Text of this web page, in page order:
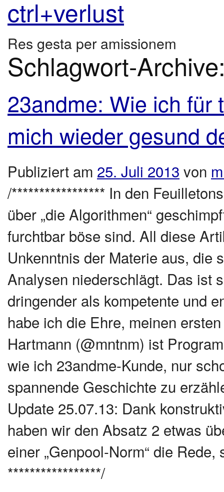
ctrl+verlust
Res gesta per amissionem
Schlagwort-
23andme: Wie ich für
mich wieder gesund
Publiziert am 25. Juli 2013 von
/***************** In den
über „die Algorithmen“
furchtbar böse sind. All diese
Unkenntnis der Materie aus, die
Analysen niederschlägt. Das ist
dringender als kompetente und
habe ich die Ehre, meinen
Hartmann (@mntnm) ist
wie ich 23andme-Kunde, nur
spannende Geschichte zu
Update 25.07.13: Dank
haben wir den Absatz 2 etwas
einer „Genpool-Norm“ die
*****************/